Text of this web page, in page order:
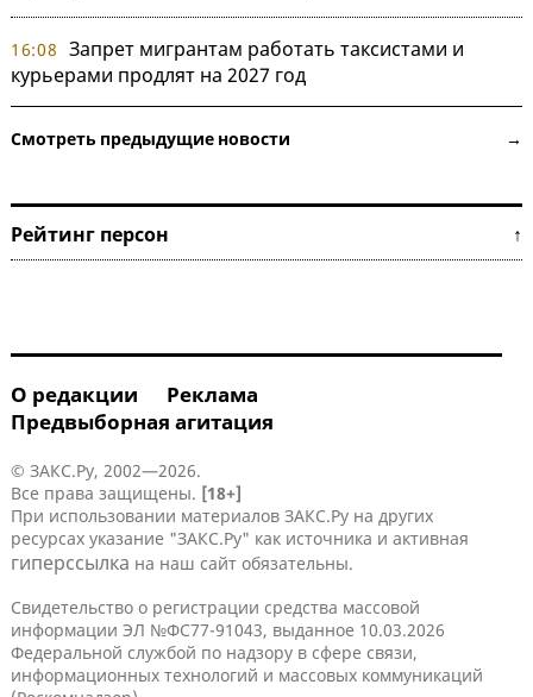
16:08 Запрет мигрантам работать таксистами и
курьерами продлят на 2027 год
Смотреть предыдущие новости →
Рейтинг персон ↑
О редакции
Реклама
Предвыборная агитация
© ЗАКС.Ру, 2002—2026.
Все права защищены. [18+]
При использовании материалов ЗАКС.Ру на других
ресурсах указание "ЗАКС.Ру" как источника и активная
гиперссылка на наш сайт обязательны.
Свидетельство о регистрации средства массовой
информации ЭЛ №ФС77-91043, выданное 10.03.2026
Федеральной службой по надзору в сфере связи,
информационных технологий и массовых коммуникаций